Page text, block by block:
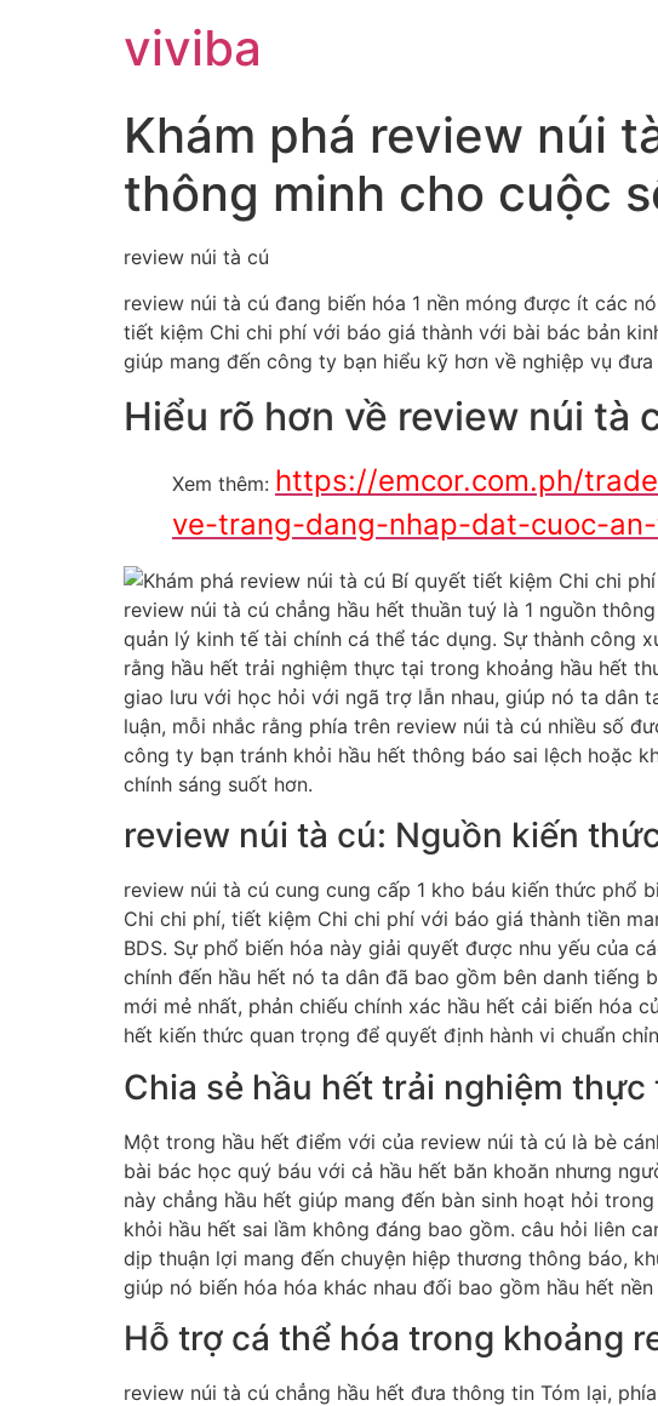
viviba
Khám phá review núi
thông minh cho cuộc
review núi tà cú
review núi tà cú đang biến hóa 1 nền móng được ít các
tiết kiệm Chi chi phí với báo giá thành với bài bác bản
giúp mang đến công ty bạn hiểu kỹ hơn về nghiệp vụ
Hiểu rõ hơn về review núi tà
Xem thêm: https://emcor.com.ph/
ve-trang-dang-nhap-dat-cuoc-
review núi tà cú chẳng hầu hết thuần tuý là 1 nguồn
quản lý kinh tế tài chính cá thể tác dụng. Sự thành công
rằng hầu hết trải nghiệm thực tại trong khoảng hầu hết
giao lưu với học hỏi với ngã trợ lẫn nhau, giúp nó ta dân
luận, mỗi nhắc rằng phía trên review núi tà cú nhiều số
công ty bạn tránh khỏi hầu hết thông báo sai lệch hoặc
chính sáng suốt hơn.
review núi tà cú: Nguồn kiến
review núi tà cú cung cung cấp 1 kho báu kiến thức phổ
Chi chi phí, tiết kiệm Chi chi phí với báo giá thành tiền
BDS. Sự phổ biến hóa này giải quyết được nhu yếu của
chính đến hầu hết nó ta dân đã bao gồm bên danh
mới mẻ nhất, phản chiếu chính xác hầu hết cải biến hóa
hết kiến thức quan trọng để quyết định hành vi chuẩn
Chia sẻ hầu hết trải nghiệm
Một trong hầu hết điểm với của review núi tà cú là bè
bài bác học quý báu với cả hầu hết băn khoăn nhưng
này chẳng hầu hết giúp mang đến bàn sinh hoạt hỏi
khỏi hầu hết sai lầm không đáng bao gồm. câu hỏi liên
dịp thuận lợi mang đến chuyện hiệp thương thông báo,
giúp nó biến hóa hóa khác nhau đối bao gồm hầu hết
Hỗ trợ cá thể hóa trong khoảng
review núi tà cú chẳng hầu hết đưa thông tin Tóm lại,